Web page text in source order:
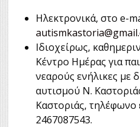
Ηλεκτρονικά, στο e-
Ιδιοχείρως,
Κέντρο Ημέρας για
νεαρούς ενήλικες με
αυτισμού Ν.
Καστοριάς, τηλέφωνο
2467087543.